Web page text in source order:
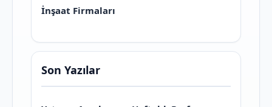
İnşaat Firmaları
Son Yazılar